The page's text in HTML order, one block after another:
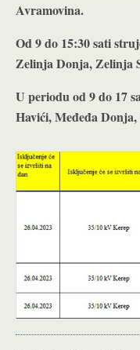
Avramovina.
Od 9 do 15:30 sati
Zelinja Donja, Zelinja
U periodu od 9 do 17
Havići, Međeđa